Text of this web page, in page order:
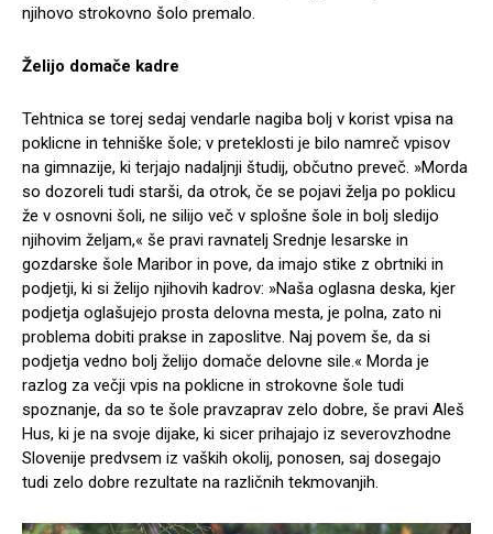
njihovo strokovno šolo premalo.
Želijo domače kadre
Tehtnica se torej sedaj vendarle nagiba bolj v korist vpisa na
poklicne in tehniške šole; v preteklosti je bilo namreč vpisov
na gimnazije, ki terjajo nadaljnji študij, občutno preveč. »Morda
so dozoreli tudi starši, da otrok, če se pojavi želja po poklicu
že v osnovni šoli, ne silijo več v splošne šole in bolj sledijo
njihovim željam,« še pravi ravnatelj Srednje lesarske in
gozdarske šole Maribor in pove, da imajo stike z obrtniki in
podjetji, ki si želijo njihovih kadrov: »Naša oglasna deska, kjer
podjetja oglašujejo prosta delovna mesta, je polna, zato ni
problema dobiti prakse in zaposlitve. Naj povem še, da si
podjetja vedno bolj želijo domače delovne sile.« Morda je
razlog za večji vpis na poklicne in strokovne šole tudi
spoznanje, da so te šole pravzaprav zelo dobre, še pravi Aleš
Hus, ki je na svoje dijake, ki sicer prihajajo iz severovzhodne
Slovenije predvsem iz vaških okolij, ponosen, saj dosegajo
tudi zelo dobre rezultate na različnih tekmovanjih.